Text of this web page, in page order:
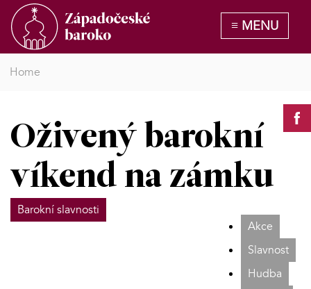
Home
Oživený barokní
víkend na zámku
Barokní slavnosti
Akce
Slavnost
Hudba